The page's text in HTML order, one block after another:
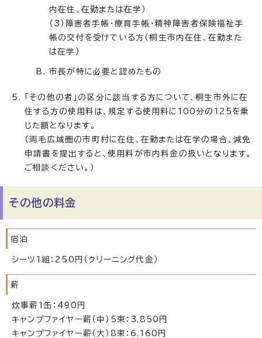
内在住、在勤または在学）
（3）障害者手帳・療育手帳・精神障害者保険福祉手
帳の交付を受けている方（桐生市内在住、在勤また
は在学）
市長が特に必要と認めたもの
「その他の者」の区分に該当する方について、桐生市外に在
住する方の使用料は、規定する使用料に100分の125を乗
じた額となります。
（両毛広域圏の市町村に在住、在勤または在学の場合、減免
申請書を提出すると、使用料が市内料金の扱いとなります。
ご相談ください。）
その他の料金
宿泊
シーツ1組：250円（クリーニング代金）
薪
炊事薪1缶：490円
キャンプファイヤー薪（中）5束：3,850円
キャンプファイヤー薪（大）8束：6,160円